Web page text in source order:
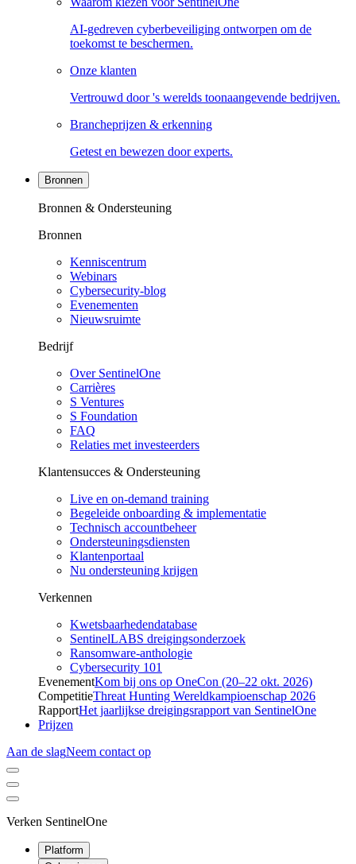
AI-gedreven cyberbeveiliging ontworpen om de
toekomst te beschermen.
Onze klanten
Vertrouwd door 's werelds toonaangevende bedrijven.
Brancheprijzen & erkenning
Getest en bewezen door experts.
Bronnen
Bronnen & Ondersteuning
Bronnen
Kenniscentrum
Webinars
Cybersecurity-blog
Evenementen
Nieuwsruimte
Bedrijf
Over SentinelOne
Carrières
S Ventures
S Foundation
FAQ
Relaties met investeerders
Klantensucces & Ondersteuning
Live en on-demand training
Begeleide onboarding & implementatie
Technisch accountbeheer
Ondersteuningsdiensten
Klantenportaal
Nu ondersteuning krijgen
Verkennen
Kwetsbaarhedendatabase
SentinelLABS dreigingsonderzoek
Ransomware-anthologie
Cybersecurity 101
EvenementKom bij ons op OneCon (20–22 okt. 2026)
CompetitieThreat Hunting Wereldkampioenschap 2026
RapportHet jaarlijkse dreigingsrapport van SentinelOne
Prijzen
Aan de slagNeem contact op
Verken SentinelOne
Platform